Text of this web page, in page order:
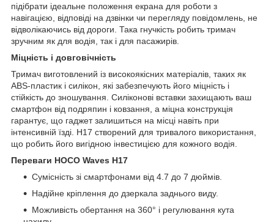
підібрати ідеальне положення екрана для роботи з
навігацією, відповіді на дзвінки чи перегляду повідомлень, не
відволікаючись від дороги. Така гнучкість робить тримач
зручним як для водія, так і для пасажирів.
Міцність і довговічність
Тримач виготовлений із високоякісних матеріалів, таких як
ABS-пластик і силікон, які забезпечують його міцність і
стійкість до зношування. Силіконові вставки захищають ваш
смартфон від подряпин і ковзання, а міцна конструкція
гарантує, що гаджет залишиться на місці навіть при
інтенсивній їзді. H17 створений для тривалого використання,
що робить його вигідною інвестицією для кожного водія.
Переваги HOCO Waves H17
Сумісність зі смартфонами від 4.7 до 7 дюймів.
Надійне кріплення до дзеркала заднього виду.
Можливість обертання на 360° і регулювання кута